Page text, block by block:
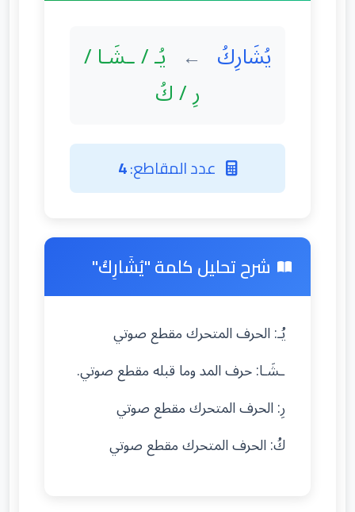
يُشَارِكُ ← يُـ / ـشَـا /
رِ / كُ
عدد المقاطع:4
شرح تحليل كلمة "يُشَارِكُ"
يُـ: الحرف المتحرك مقطع صوتي
ـشَـا: حرف المد وما قبله مقطع صوتي.
رِ: الحرف المتحرك مقطع صوتي
كُ: الحرف المتحرك مقطع صوتي